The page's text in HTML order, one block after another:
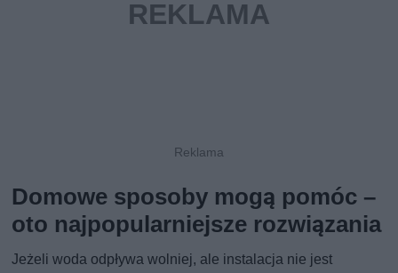
Domowe sposoby mogą pomóc –
oto najpopularniejsze rozwiązania
Jeżeli woda odpływa wolniej, ale instalacja nie jest